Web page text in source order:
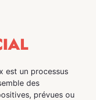
est un processus
des
prévues ou